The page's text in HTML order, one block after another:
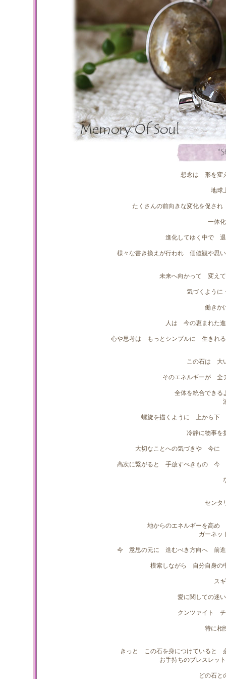
想念は 形を変
地球
たくさんの前向きな変化を促さ
一体
進化してゆく中で
様々な書き換えが行われ 価値観や思
未来へ向かって 変えて
気づくよう
働きか
人は 今の恵まれた
心や思考は もっとシンプルに 生きれ
この石は 大
そのエネルギーが 全
全体を統合でき
螺旋を描くように 上から下
冷静に物事
大切なことへの気づきや 今に
高次に繋がると 手放すべきもの 今
センタ
地からのエネルギーを高め
ガーネッ
今 意思の元に 進むべき方向へ 前進
模索しながら 自分自身の
ス
愛に関しての迷
クンツァイト
特に相
きっと この石を身につけていると
お手持ちのブレスレッ
どの石と